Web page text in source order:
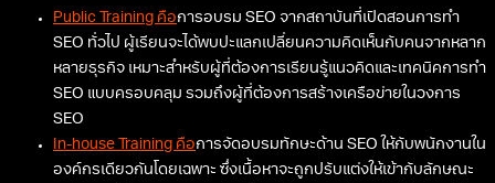
Public Training คือการอบรม SEO จากสถาบันที่เปิดสอนการทำ
SEO ทั่วไป ผู้เรียนจะได้พบปะแลกเปลี่ยนความคิดเห็นกับคนจากหลาก
หลายธุรกิจ เหมาะสำหรับผู้ที่ต้องการเรียนรู้แนวคิดและเทคนิคการทำ
SEO แบบครอบคลุม รวมถึงผู้ที่ต้องการสร้างเครือข่ายในวงการ
SEO
In-house Training คือการจัดอบรมทักษะด้าน SEO ให้กับพนักงานใน
องค์กรเดียวกันโดยเฉพาะ ซึ่งเนื้อหาจะถูกปรับแต่งให้เข้ากับลักษณะ